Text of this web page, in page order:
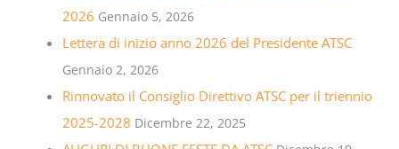
2026 Gennaio 5, 2026
Lettera di inizio anno 2026 del Presidente ATSC
Gennaio 2, 2026
Rinnovato il Consiglio Direttivo ATSC per il triennio
2025-2028 Dicembre 22, 2025